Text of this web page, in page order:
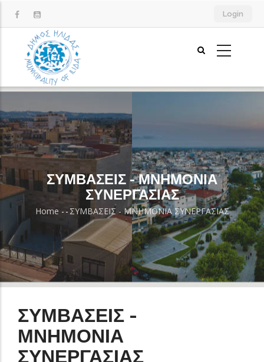
content
Login
ΣΥΜΒΑΣΕΙΣ - ΜΝΗΜΟΝΙΑ
ΣΥΝΕΡΓΑΣΙΑΣ
Breadcrumb
Home - - ΣΥΜΒΑΣΕΙΣ - ΜΝΗΜΟΝΙΑ ΣΥΝΕΡΓΑΣΙΑΣ
ΣΥΜΒΑΣΕΙΣ -
ΜΝΗΜΟΝΙΑ
ΣΥΝΕΡΓΑΣΙΑΣ